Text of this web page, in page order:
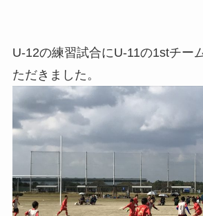
U-12の練習試合にU-11の1stチー
ただきました。